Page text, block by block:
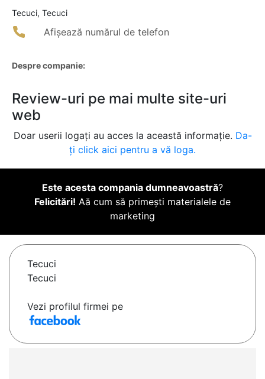
Tecuci, Tecuci
Afișează numărul de telefon
Despre companie:
Review-uri pe mai multe site-uri
web
Doar userii logați au acces la această informație. Da-
ți click aici pentru a vă loga.
Este acesta compania dumneavoastră?
Felicitări! Aă cum să primești materialele de
marketing
Tecuci
Tecuci
Vezi profilul firmei pe